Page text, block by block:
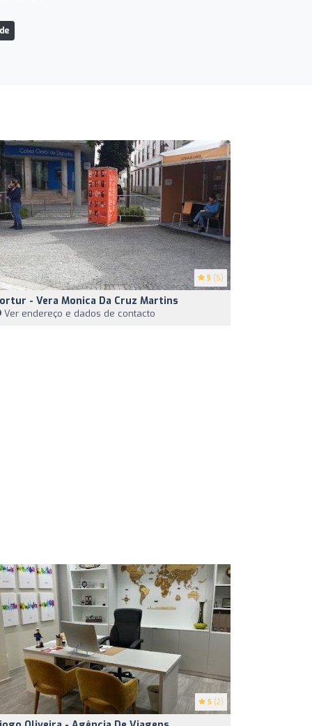
5 (5)
- Vera Monica Da Cruz Martins
Ver endereço e dados de contacto
5 (2)